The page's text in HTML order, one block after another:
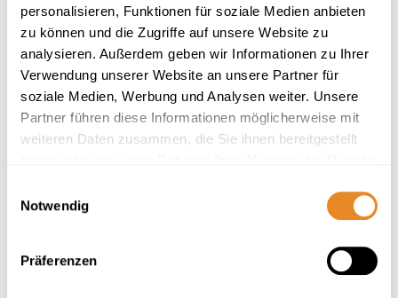
personalisieren, Funktionen für soziale Medien anbieten
zu können und die Zugriffe auf unsere Website zu
analysieren. Außerdem geben wir Informationen zu Ihrer
Verwendung unserer Website an unsere Partner für
soziale Medien, Werbung und Analysen weiter. Unsere
Partner führen diese Informationen möglicherweise mit
weiteren Daten zusammen, die Sie ihnen bereitgestellt
Notwendig
Präferenzen
21 Bewertungen
In deiner Buchung inbegriffen
Optimaler Service durch 4 Rezeptionen vor Ort.